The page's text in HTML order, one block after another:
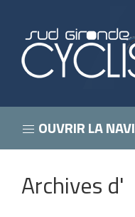
OUVRIR LA
Archives d'